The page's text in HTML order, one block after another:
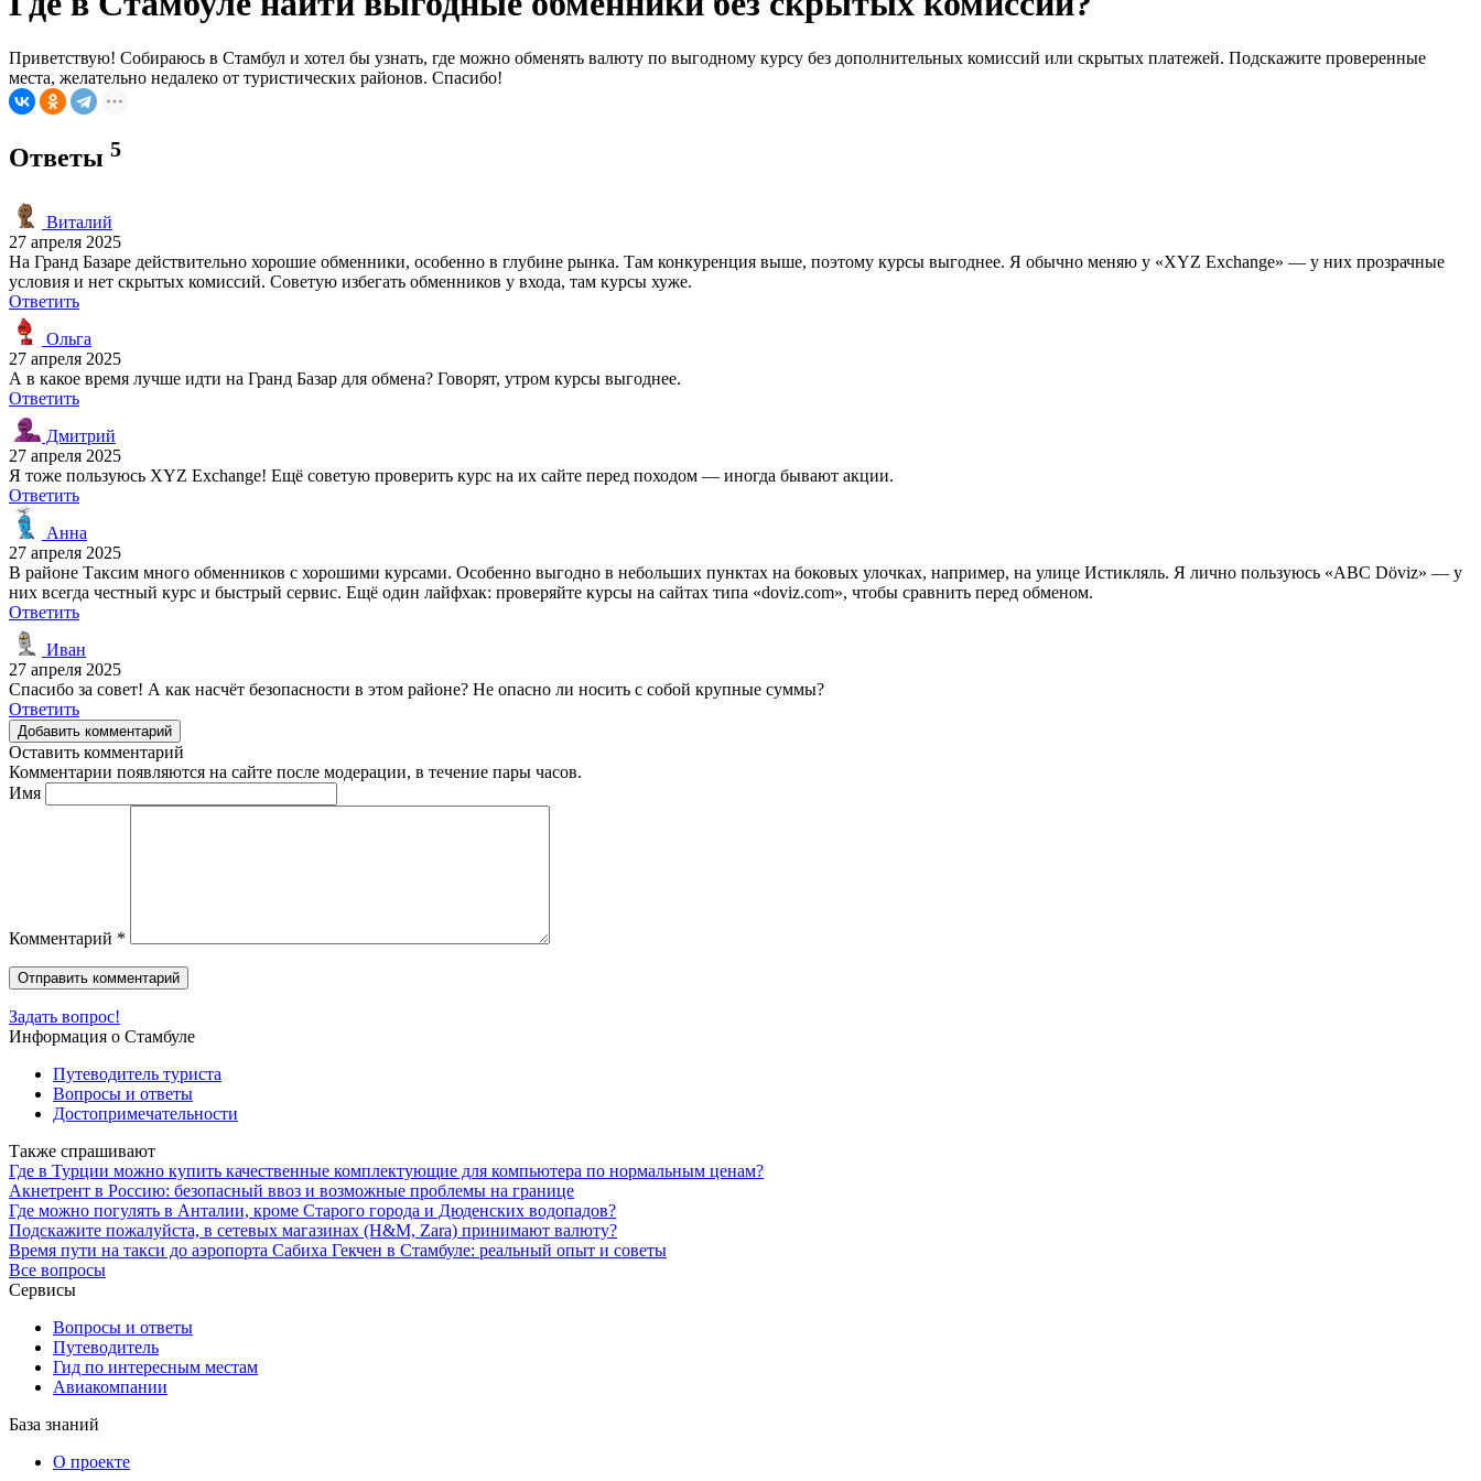
Приветствую! Собираюсь в Стамбул и хотел бы узнать, где можно обменять валюту по выгодному курсу без дополнительных комиссий или скрытых платежей. Подскажите проверенные
места, желательно недалеко от туристических районов. Спасибо!
Ответы 5
Виталий
27 апреля 2025
На Гранд Базаре действительно хорошие обменники, особенно в глубине рынка. Там конкуренция выше, поэтому курсы выгоднее. Я обычно меняю у «XYZ Exchange» — у них прозрачные
условия и нет скрытых комиссий. Советую избегать обменников у входа, там курсы хуже.
Ответить
Ольга
27 апреля 2025
А в какое время лучше идти на Гранд Базар для обмена? Говорят, утром курсы выгоднее.
Ответить
Дмитрий
27 апреля 2025
Я тоже пользуюсь XYZ Exchange! Ещё советую проверить курс на их сайте перед походом — иногда бывают акции.
Ответить
Анна
27 апреля 2025
В районе Таксим много обменников с хорошими курсами. Особенно выгодно в небольших пунктах на боковых улочках, например, на улице Истикляль. Я лично пользуюсь «ABC Döviz» — у
них всегда честный курс и быстрый сервис. Ещё один лайфхак: проверяйте курсы на сайтах типа «doviz.com», чтобы сравнить перед обменом.
Ответить
Иван
27 апреля 2025
Спасибо за совет! А как насчёт безопасности в этом районе? Не опасно ли носить с собой крупные суммы?
Ответить
Добавить комментарий
Оставить комментарий
Комментарии появляются на сайте после модерации, в течение пары часов.
Имя
Комментарий *
Задать вопрос!
Информация о Стамбуле
Путеводитель туриста
Вопросы и ответы
Достопримечательности
Также спрашивают
Где в Турции можно купить качественные комплектующие для компьютера по нормальным ценам?
Акнетрент в Россию: безопасный ввоз и возможные проблемы на границе
Где можно погулять в Анталии, кроме Старого города и Дюденских водопадов?
Подскажите пожалуйста, в сетевых магазинах (H&M, Zara) принимают валюту?
Время пути на такси до аэропорта Сабиха Гекчен в Стамбуле: реальный опыт и советы
Все вопросы
Сервисы
Вопросы и ответы
Путеводитель
Гид по интересным местам
Авиакомпании
База знаний
О проекте